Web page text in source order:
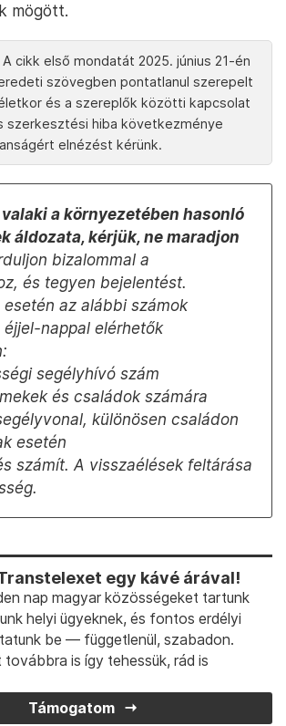
mögött.
A cikk első mondatát 2025. június 21-én
szövegben pontatlanul szerepelt
és a szereplők közötti kapcsolat
szerkesztési hiba következménye
elnézést kérünk.
valaki a környezetében hasonló
áldozata, kérjük, ne maradjon
bizalommal a
és tegyen bejelentést.
az alábbi számok
nappal elérhetők
segélyhívó szám
és családok számára
különösen családon
esetén
számít. A visszaélések feltárása
egy kávé árával!
nap magyar közösségeket tartunk
helyi ügyeknek, és fontos erdélyi
be — függetlenül, szabadon.
is így tehessük, rád is
Támogatom